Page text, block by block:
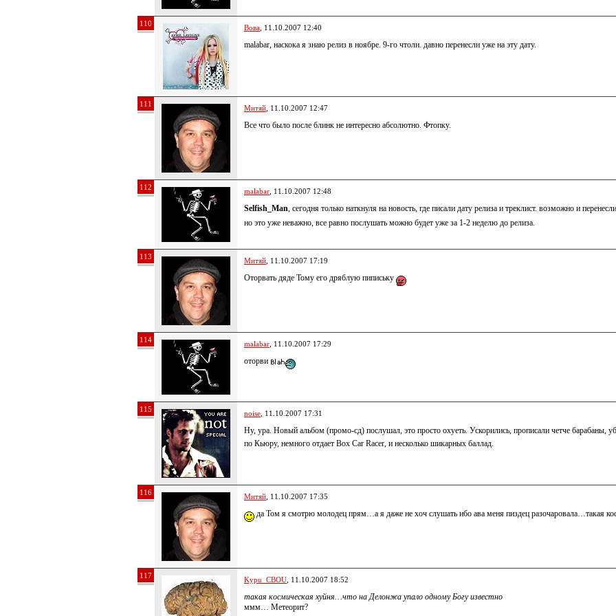
110 Вова , 11.10.2007 12:40
malabar, наскока я знаю релиз в ноябре. 9-го чтоли. давно перенесли уже на эту дату.
111 Митяй , 11.10.2007 12:47
Все что было после блинк не интересно абсолютно. Фтопку.
112 malabar , 11.10.2007 12:48
Selfish_Man, сегодня только наткнуля на новость, где писали дату релиза и треклист. возможно и
но это уже неважно, все равно послушать можно будет уже за 1-2 неделю до релиза.
113 Митяй , 11.10.2007 17:19
Оторвать дяде Тому его дряблую пипиську
114 malabar , 11.10.2007 17:29
оторви
115 noise , 11.10.2007 17:31
Ну, ура. Новый альбом (промо-сд) послушал, это просто охуеть. Ускорились, прописали четче барабаны,
по Кьюру, немного отдает Box Car Racer, и несколько шикарных баллад.
116 Митяй , 11.10.2007 17:35
да Том я смотрю молодец прям…а я даже не хоч слушать ибо ава меня пиздец разочаровала…такая
117 Kypu_CBOU , 11.10.2007 18:52
такая космическая хуйня…что на Делонжа упало одному Богу известно
ммм… Метеорит?